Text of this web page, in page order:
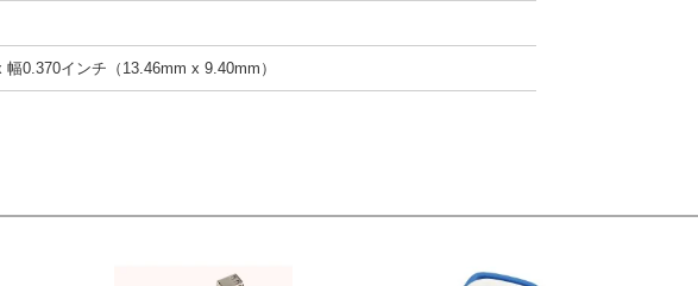
0.370インチ（13.46mm x 9.40mm）